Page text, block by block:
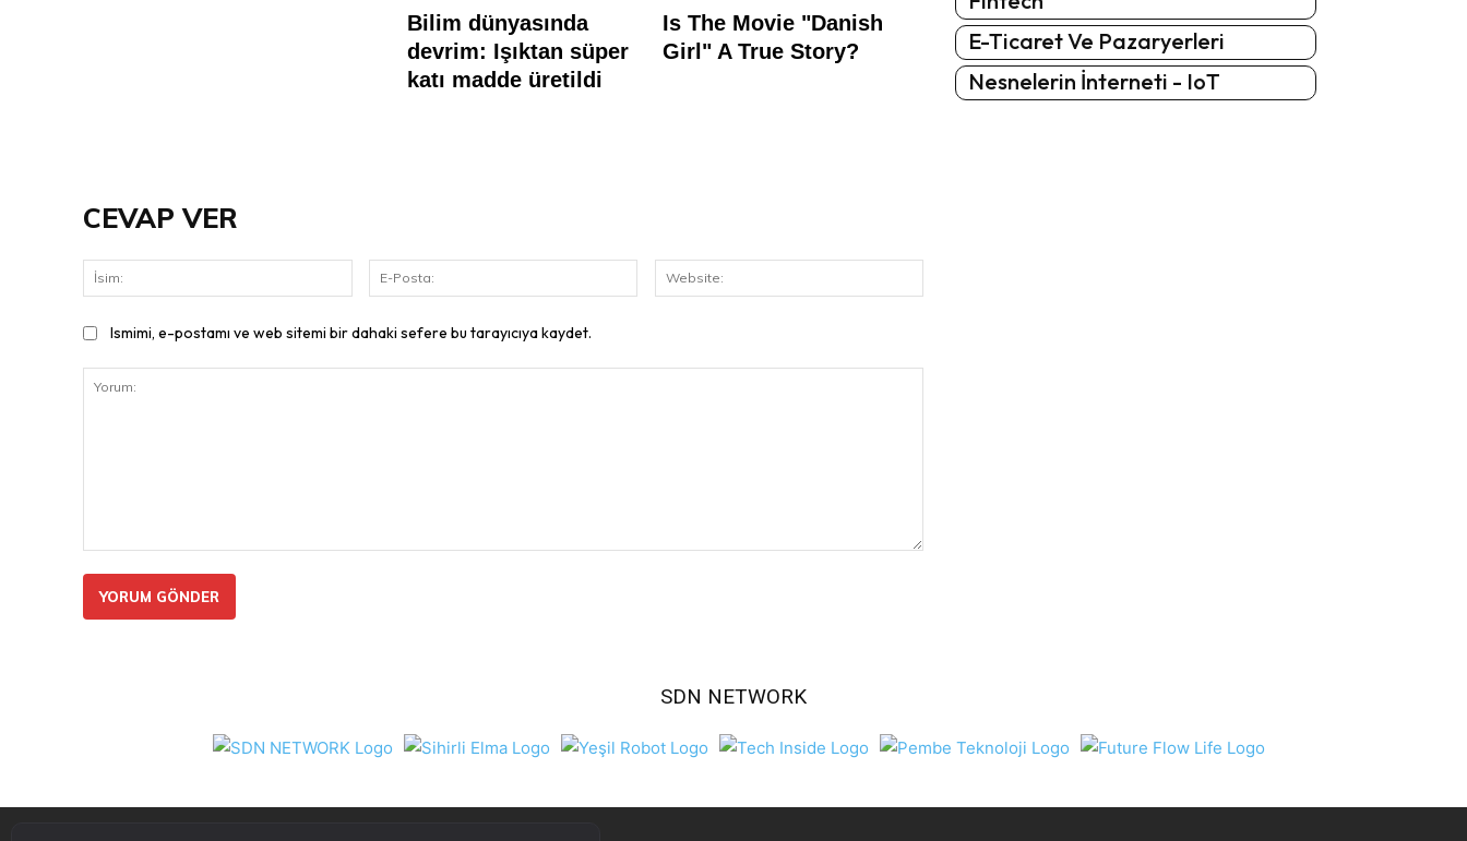
E-Ticaret Ve Pazaryerleri
Nesnelerin İnterneti - IoT
CEVAP VER
İsim:
Posta:
Ismimi, e-postamı ve web sitemi bir dahaki sefere bu tarayıcıya kaydet.
SDN NETWORK